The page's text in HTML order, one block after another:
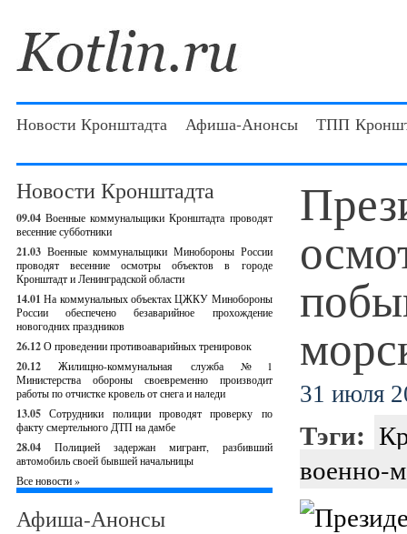
Новости Кронштадта Афиша-Анонсы ТПП
Новости Кронштадта
09.04 Военные коммунальщики Кронштадта проводят
весенние субботники
21.03 Военные коммунальщики Минобороны России
проводят весенние осмотры объектов в городе
Кронштадт и Ленинградской области
14.01 На коммунальных объектах ЦЖКУ Минобороны
России обеспечено безаварийное прохождение
новогодних праздников
26.12О проведении противоаварийных тренировок
20.12
Жилищно-коммунальная служба №1
Министерства обороны своевременно производит
работы по отчистке кровель от снега и наледи
13.05 Сотрудники полиции проводят проверку по
факту смертельного ДТП на дамбе
28.04
Полицией задержан мигрант, разбивший
автомобиль своей бывшей начальницы
Все новости »
Афиша-Анонсы
31 июля
Тэги:
военно-